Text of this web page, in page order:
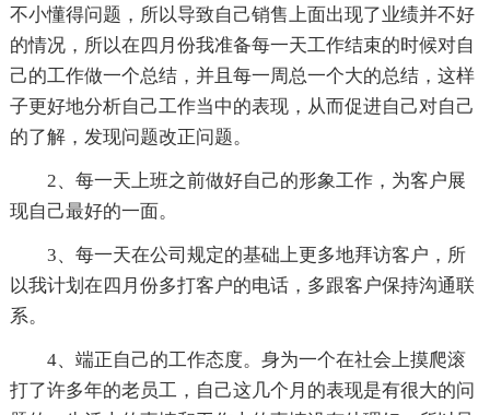
不小懂得问题，所以导致自己销售上面出现了业绩并不好
的情况，所以在四月份我准备每一天工作结束的时候对自
己的工作做一个总结，并且每一周总一个大的总结，这样
子更好地分析自己工作当中的表现，从而促进自己对自己
的了解，发现问题改正问题。
2、每一天上班之前做好自己的形象工作，为客户展
现自己最好的一面。
3、每一天在公司规定的基础上更多地拜访客户，所
以我计划在四月份多打客户的电话，多跟客户保持沟通联
系。
4、端正自己的工作态度。身为一个在社会上摸爬滚
打了许多年的老员工，自己这几个月的表现是有很大的问